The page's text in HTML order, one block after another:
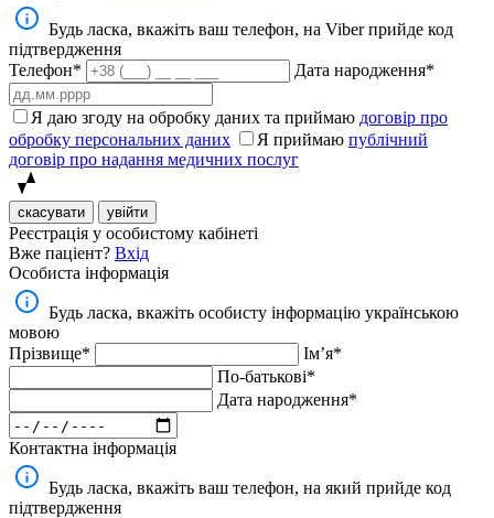
Будь ласка, вкажіть ваш телефон, на Viber прийде код
підтвердження
Телефон*
Дата народження*
Я даю згоду на обробку даних та приймаю договір про
обробку персональних даних
Я приймаю публічний
договір про надання медичних послуг
скасувати увійти
Реєстрація у особистому кабінеті
Вже паціент? Вхід
Особиста інформація
Будь ласка, вкажіть особисту інформацію українською
мовою
Прізвище*
Імʼя*
По-батькові*
Дата народження*
Контактна інформація
Будь ласка, вкажіть ваш телефон, на який прийде код
підтвердження